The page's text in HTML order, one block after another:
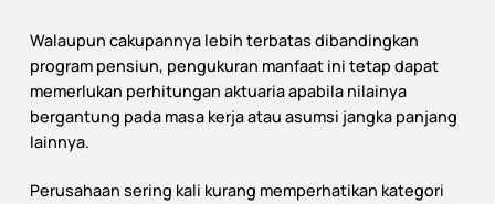
Walaupun cakupannya lebih terbatas dibandingkan
program pensiun, pengukuran manfaat ini tetap dapat
memerlukan perhitungan aktuaria apabila nilainya
bergantung pada masa kerja atau asumsi jangka panjang
lainnya.
Perusahaan sering kali kurang memperhatikan kategori